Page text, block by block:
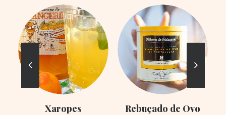
Xaropes Rebuçado de Ovo